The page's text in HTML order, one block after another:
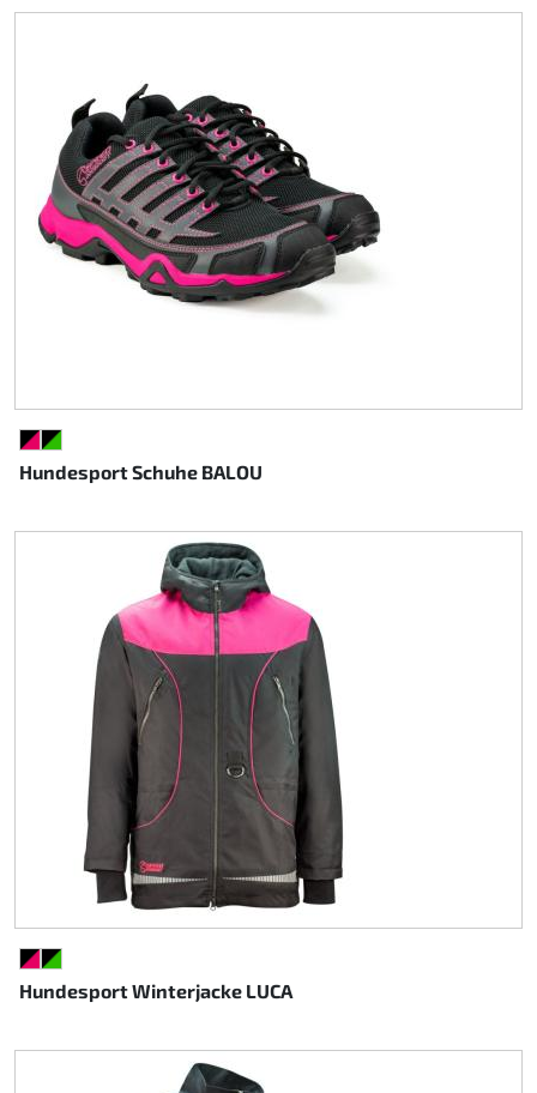
Hundesport Schuhe BALOU
SCHWARZ/PINK
SCHWARZ/GRÜN
Hundesport Winterjacke LUCA
SCHWARZ/PINK
SCHWARZ/GRÜN